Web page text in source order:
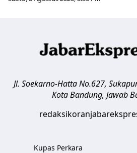
Jl. Soekarno-Hatta No.627,
Kota Bandung, Jawab
Kupas Perkara